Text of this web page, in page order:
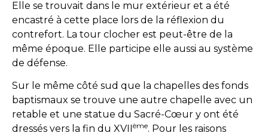
Elle se trouvait dans le mur extérieur et a été
encastré à cette place lors de la réflexion du
contrefort. La tour clocher est peut-être de la
même époque. Elle participe elle aussi au système
de défense.
Sur le même côté sud que la chapelles des fonds
baptismaux se trouve une autre chapelle avec un
retable et une statue du Sacré-Cœur y ont été
dressés vers la fin du XVIIème. Pour les raisons